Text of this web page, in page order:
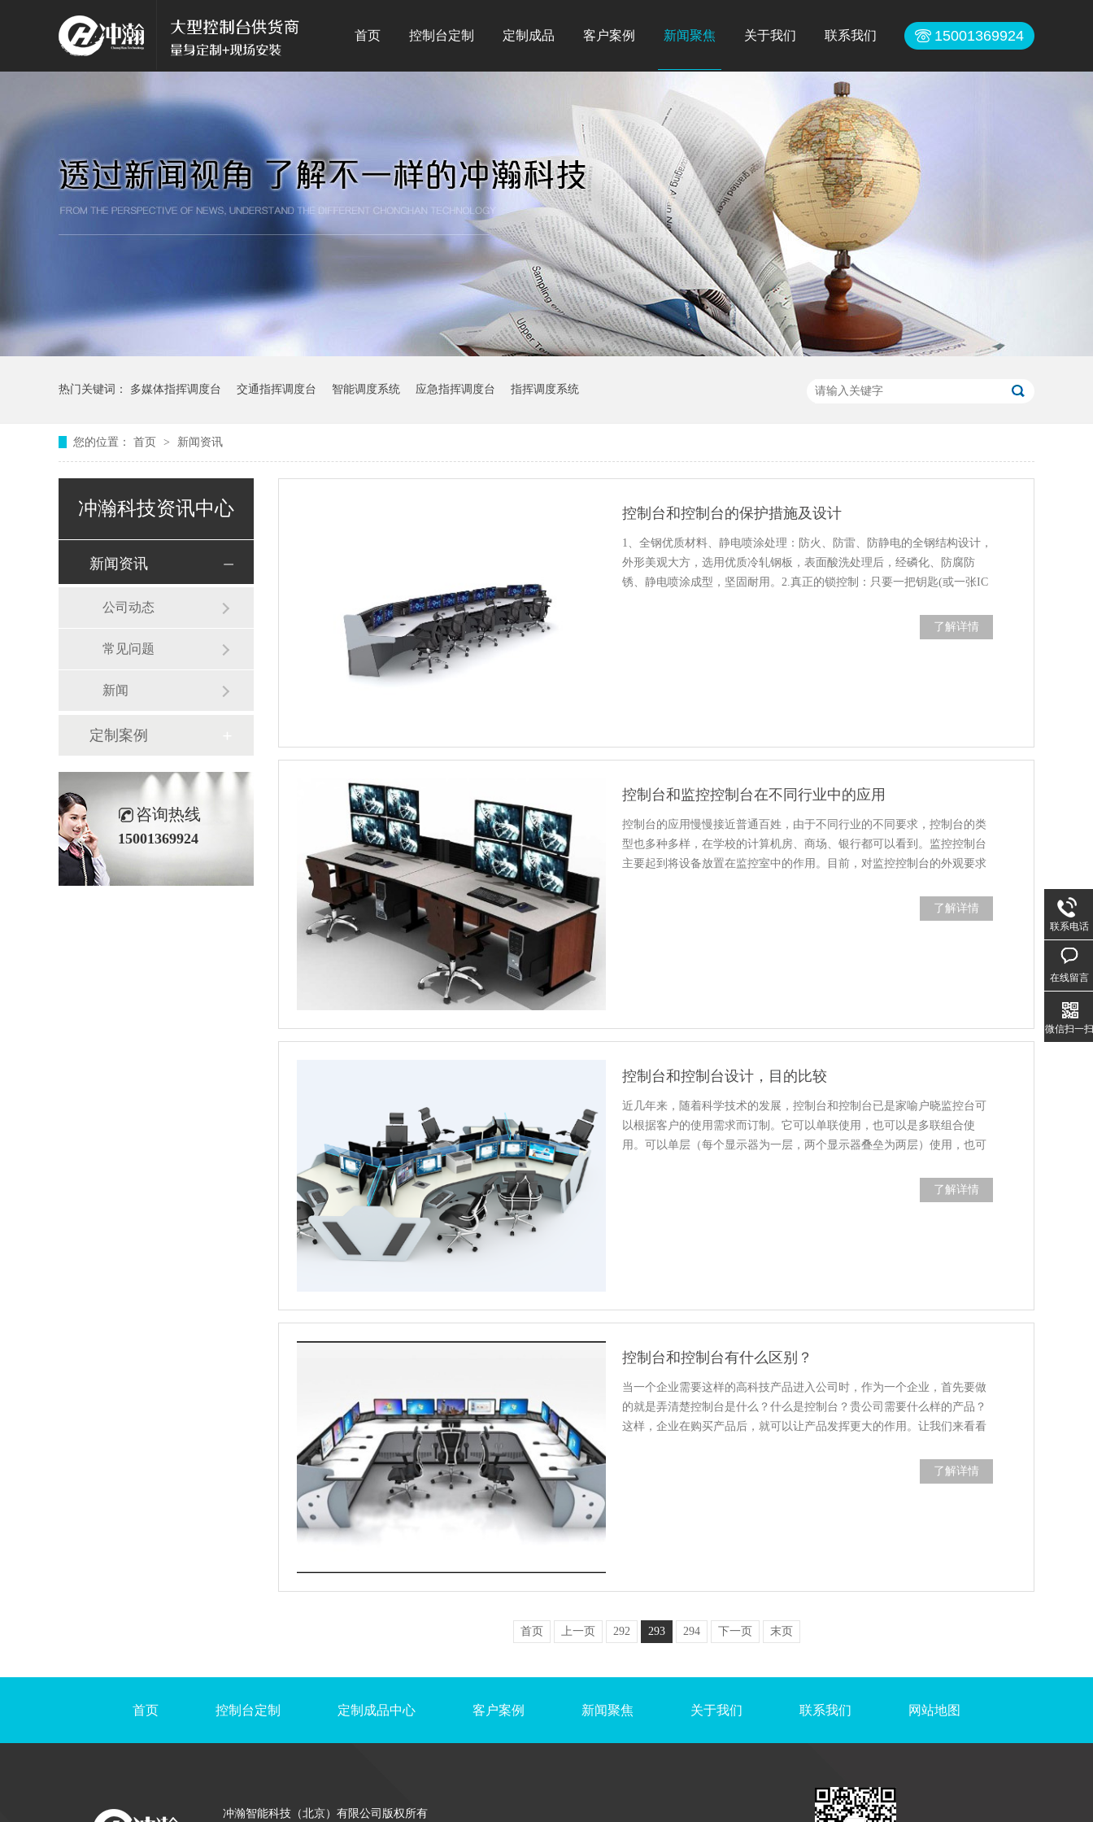
首页 控制台定制 定制成品 客户案例 新闻聚焦 关于我们 联系我们 15001369924
热门关键词： 多媒体指挥调度台 交通指挥调度台 智能调度系统 应急指挥调度台 指挥调度系统
您的位置： 首页 > 新闻资讯
冲瀚科技资讯中心
新闻资讯
公司动态
常见问题
新闻
定制案例
咨询热线
15001369924
控制台和控制台的保护措施及设计
1、全钢优质材料、静电喷涂处理：防火、防雷、防静电的全钢结构设计，
外形美观大方，选用优质冷轧钢板，表面酸洗处理后，经磷化、防腐防
锈、静电喷涂成型，坚固耐用。2.真正的锁控制：只要一把钥匙(或一张IC
了解详情
控制台和监控控制台在不同行业中的应用
控制台的应用慢慢接近普通百姓，由于不同行业的不同要求，控制台的类
型也多种多样，在学校的计算机房、商场、银行都可以看到。监控控制台
主要起到将设备放置在监控室中的作用。目前，对监控控制台的外观要求
了解详情
控制台和控制台设计，目的比较
近几年来，随着科学技术的发展，控制台和控制台已是家喻户晓监控台可
以根据客户的使用需求而订制。它可以单联使用，也可以是多联组合使
用。可以单层（每个显示器为一层，两个显示器叠垒为两层）使用，也可
了解详情
控制台和控制台有什么区别？
当一个企业需要这样的高科技产品进入公司时，作为一个企业，首先要做
的就是弄清楚控制台是什么？什么是控制台？贵公司需要什么样的产品？
这样，企业在购买产品后，就可以让产品发挥更大的作用。让我们来看看
了解详情
首页 上一页 292 293 294 下一页 末页
首页 控制台定制 定制成品中心 客户案例 新闻聚焦 关于我们 联系我们 网站地图
冲瀚智能科技（北京）有限公司版权所有
联系电话
在线留言
微信扫一扫